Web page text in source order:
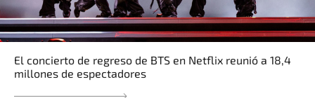
El concierto de regreso de BTS en Netflix reunió a 18,4
millones de espectadores